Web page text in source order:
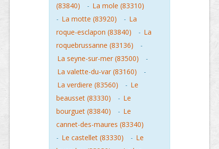
(83840)
- La mole (83310)
- La motte (83920) - La
roque-esclapon (83840)
- La
roquebrussanne (83136)
-
La seyne-sur-mer (83500)
-
La valette-du-var (83160)
-
La verdiere (83560)
- Le
beausset (83330)
- Le
bourguet (83840)
- Le
cannet-des-maures (83340)
- Le castellet (83330) - Le